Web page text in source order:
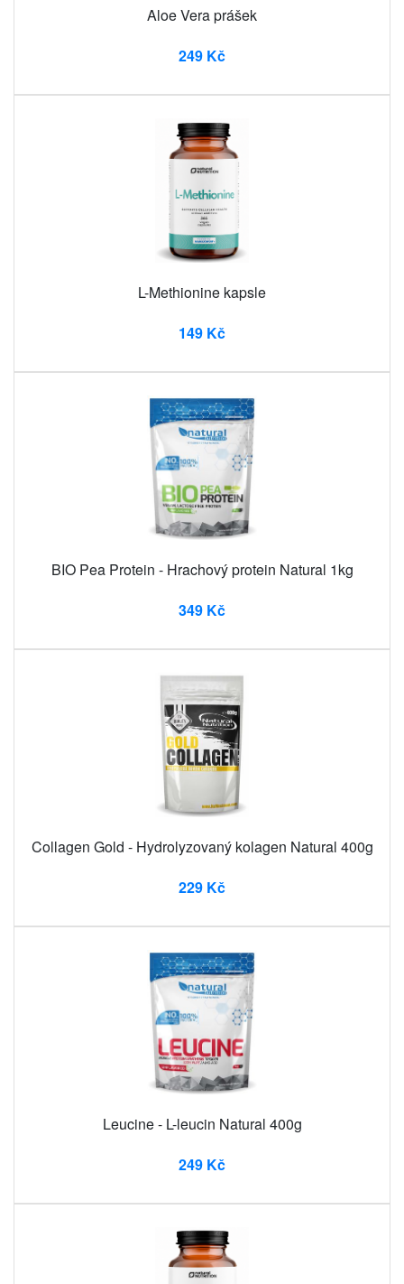
Aloe Vera prášek
249 Kč
L-Methionine kapsle
149 Kč
BIO Pea Protein - Hrachový protein Natural 1kg
349 Kč
Collagen Gold - Hydrolyzovaný kolagen Natural 400g
229 Kč
Leucine - L-leucin Natural 400g
249 Kč